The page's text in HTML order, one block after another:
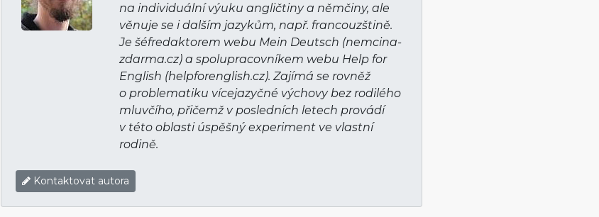
na individuální výuku angličtiny a němčiny, ale
věnuje se i dalším jazykům, např. francouzštině.
Je šéfredaktorem webu Mein Deutsch (nemcina-
zdarma.cz) a spolupracovníkem webu Help for
English (helpforenglish­.cz). Zajímá se rovněž
o problematiku vícejazyčné výchovy bez rodilého
mluvčího, přičemž v posledních letech provádí
v této oblasti úspěšný experiment ve vlastní
rodině.
Kontaktovat autora